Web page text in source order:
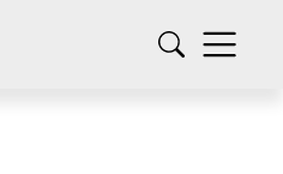
Haus e.V.